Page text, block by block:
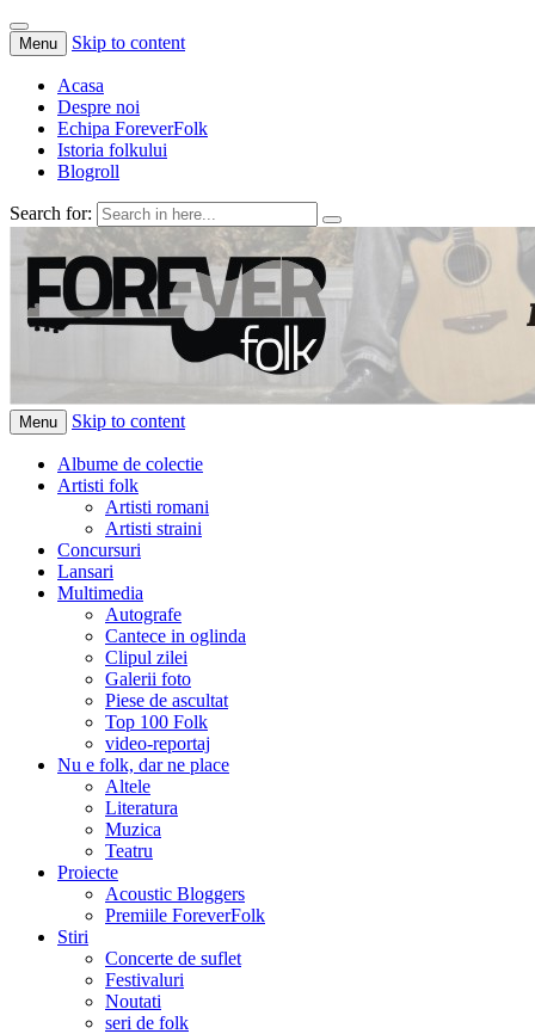
Menu Skip to content
Acasa
Despre noi
Echipa ForeverFolk
Istoria folkului
Blogroll
Search for:
ForeverFolk
Muzica sufletului tau
Menu Skip to content
Albume de colectie
Artisti folk
Artisti romani
Artisti straini
Concursuri
Lansari
Multimedia
Autografe
Cantece in oglinda
Clipul zilei
Galerii foto
Piese de ascultat
Top 100 Folk
video-reportaj
Nu e folk, dar ne place
Altele
Literatura
Muzica
Teatru
Proiecte
Acoustic Bloggers
Premiile ForeverFolk
Stiri
Concerte de suflet
Festivaluri
Noutati
seri de folk